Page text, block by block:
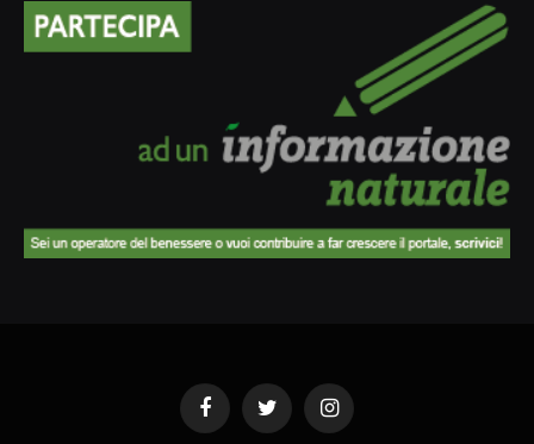
FacebookTwitter Instagram